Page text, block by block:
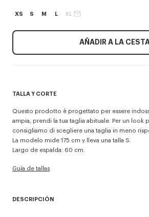
XS S M L XL
AÑADIR A LA
TALLA Y CORTE
Questo prodotto è progettato per essere
ampia, prendi la tua taglia abituale. Per un look
consigliamo di scegliere una taglia in meno
La modelo mide 175 cm y lleva una talla S.
Largo de espalda: 60 cm.
Guía de tallas
DESCRIPCIÓN